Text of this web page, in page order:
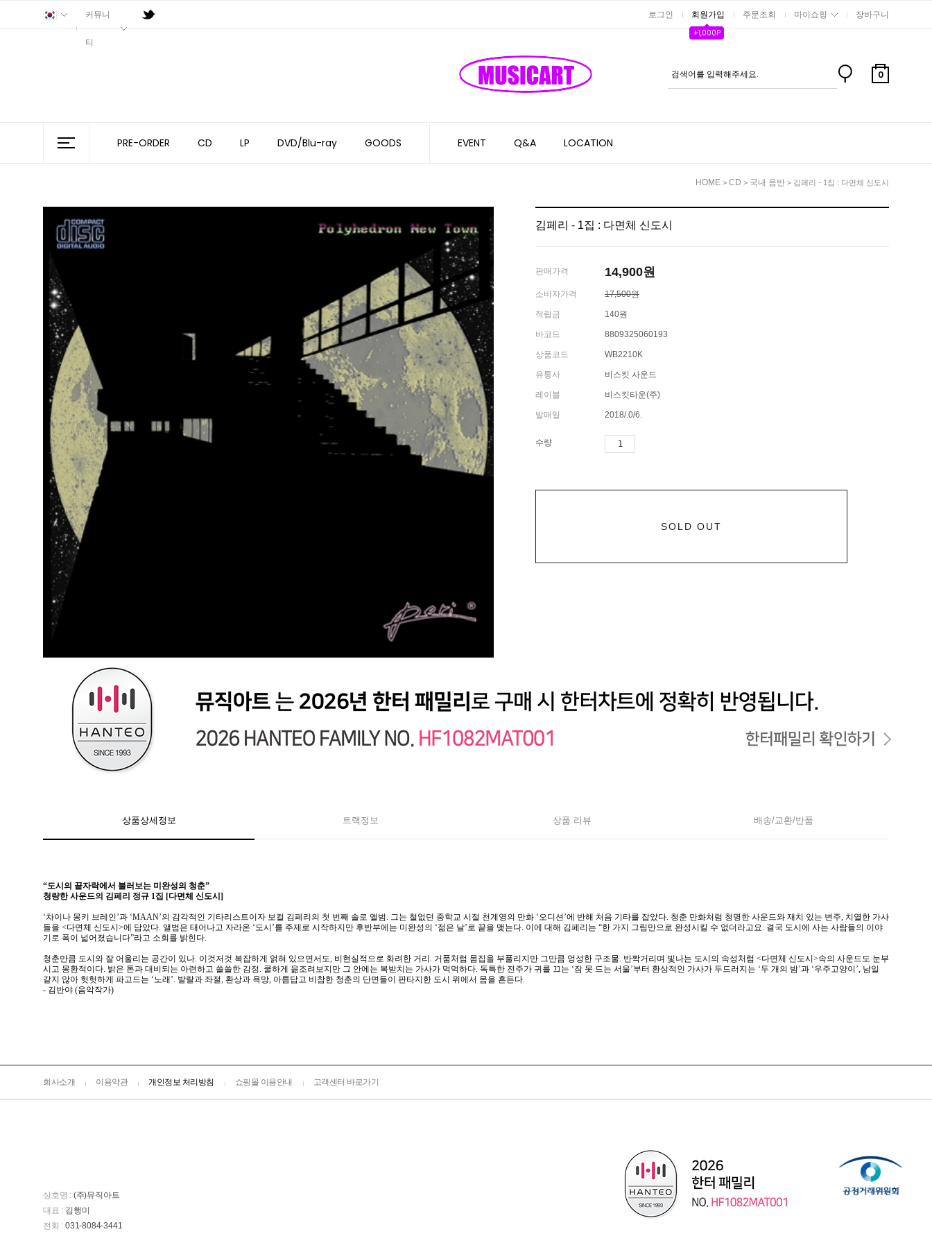
커뮤니
티
로그인 회원가입
+1,000P
주문조회 마이쇼핑 장바구니
0
PRE-ORDER CD LP DVD/Blu-ray GOODS EVENT Q&A LOCATION
HOME > CD > 국내 음반 > 김페리 - 1집 : 다면체 신도시
김페리 - 1집 : 다면체 신도시
판매가격 14,900원
소비자가격 17,500원
적립금 140원
바코드 8809325060193
상품코드 WB2210K
유통사 비스킷 사운드
레이블 비스킷타운(주)
발매일 2018/.0/6.
수량
SOLD OUT
상품상세정보 트랙정보 상품 리뷰 배송/교환/반품
“도시의 끝자락에서 불러보는 미완성의 청춘”
청량한 사운드의 김페리 정규 1집 [다면체 신도시]
‘차이나 몽키 브레인’과 ‘MAAN’의 감각적인 기타리스트이자 보컬 김페리의 첫 번째 솔로 앨범. 그는 철없던 중학교 시절 천계영의 만화 ‘오디션’에 반해 처음 기타를 잡았다. 청춘 만화처럼 청명한 사운드와 재치 있는 변주, 치열한 가사
들을 <다면체 신도시>에 담았다. 앨범은 태어나고 자라온 ‘도시’를 주제로 시작하지만 후반부에는 미완성의 ‘젊은 날’로 끝을 맺는다. 이에 대해 김페리는 “한 가지 그림만으로 완성시킬 수 없더라고요. 결국 도시에 사는 사람들의 이야
기로 폭이 넓어졌습니다”라고 소회를 밝힌다.
청춘만큼 도시와 잘 어울리는 공간이 있나. 이것저것 복잡하게 얽혀 있으면서도, 비현실적으로 화려한 거리. 거품처럼 몸집을 부풀리지만 그만큼 엉성한 구조물. 반짝거리며 빛나는 도시의 속성처럼 <다면체 신도시>속의 사운드도 눈부
시고 몽환적이다. 밝은 톤과 대비되는 아련하고 쓸쓸한 감정. 쿨하게 읊조려보지만 그 안에는 복받치는 가사가 먹먹하다. 독특한 전주가 귀를 끄는 ‘잠 못 드는 서울’부터 환상적인 가사가 두드러지는 ‘두 개의 밤’과 ‘우주고양이’, 남일
같지 않아 헛헛하게 파고드는 ‘노래’. 발랄과 좌절, 환상과 욕망, 아름답고 비참한 청춘의 단면들이 판타지한 도시 위에서 몸을 흔든다.
- 김반야 (음악작가)
회사소개 이용약관 개인정보 처리방침 쇼핑몰 이용안내 고객센터 바로가기
상호명 : (주)뮤직아트
대표 : 김행미
전화 : 031-8084-3441